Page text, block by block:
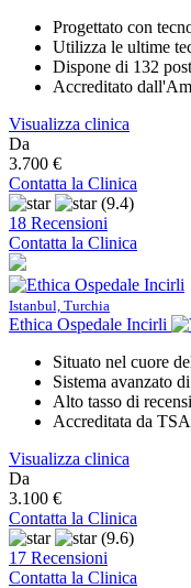
Progettato con
Utilizza le ultime
Dispone di 132
Accreditato
Visualizza clinica
Da
3.700 €
Contatta la Clinica
(9.4)
18 Recensioni
Contatta la Clinica
Istanbul, Turchia
Ethica Ospedale Incirli
Situato nel cuore
Sistema avanzato
Alto tasso di
Accreditata da
Visualizza clinica
Da
3.100 €
Contatta la Clinica
(9.6)
17 Recensioni
Contatta la Clinica